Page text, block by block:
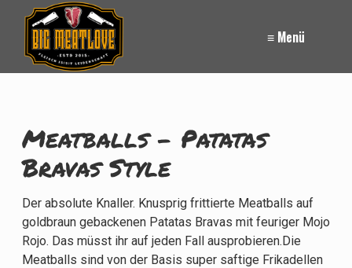
≡ Menü
Meatballs - Patatas
Bravas Style
Der absolute Knaller. Knusprig frittierte Meatballs auf
goldbraun gebackenen Patatas Bravas mit feuriger Mojo
Rojo. Das müsst ihr auf jeden Fall ausprobieren.Die
Meatballs sind von der Basis super saftige Frikadellen